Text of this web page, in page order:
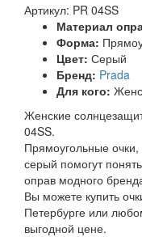
Артикул: PR 04SS
Материал
Форма:
Цвет: Серый
Бренд: Prada
Для кого:
Женские
04SS.
Прямоугольные
серый помогут
оправ модного
Вы можете купить
Петербурге или
выгодной цене.